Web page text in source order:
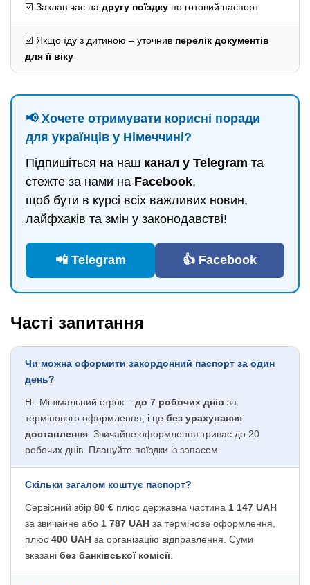
☑️ Заклав час на другу поїздку по готовий паспорт
☑️ Якщо їду з дитиною – уточнив перелік документів
для її віку
📢 Хочете отримувати корисні поради
для українців у Німеччині?
Підпишіться на наш канал у Telegram та
стежте за нами на Facebook,
щоб бути в курсі всіх важливих новин,
лайфхаків та змін у законодавстві!
📲 Telegram 👍 Facebook
Часті запитання
Чи можна оформити закордонний паспорт за один
день?
Ні. Мінімальний строк – до 7 робочих днів за
термінового оформлення, і це без урахування
доставлення . Звичайне оформлення триває до 20
робочих днів. Плануйте поїздки із запасом.
Скільки загалом коштує паспорт?
Сервісний збір 80 € плюс державна частина 1 147 UAH
за звичайне або 1 787 UAH за термінове оформлення,
плюс 400 UAH за організацію відправлення. Суми
вказані без банківської комісії.